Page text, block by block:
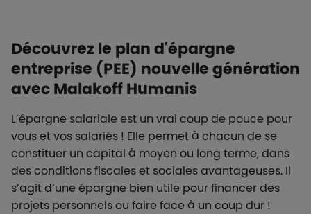
Découvrez le plan d'épargne
entreprise (PEE) nouvelle génération
avec Malakoff Humanis
L’épargne salariale est un vrai coup de pouce pour
vous et vos salariés ! Elle permet à chacun de se
constituer un capital à moyen ou long terme, dans
des conditions fiscales et sociales avantageuses. Il
s’agit d’une épargne bien utile pour financer des
projets personnels ou faire face à un coup dur !